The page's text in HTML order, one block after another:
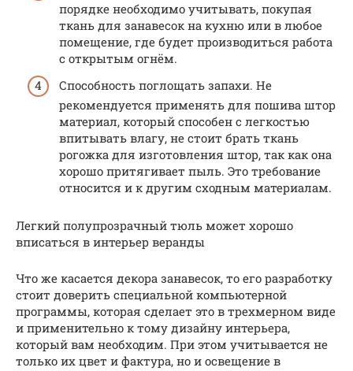
порядке необходимо учитывать, покупая
ткань для занавесок на кухню или в любое
помещение, где будет производиться работа
с открытым огнём.
Способность поглощать запахи. Не
рекомендуется применять для пошива штор
материал, который способен с легкостью
впитывать влагу, не стоит брать ткань
рогожка для изготовления штор, так как она
хорошо притягивает пыль. Это требование
относится и к другим сходным материалам.
Легкий полупрозрачный тюль может хорошо
вписаться в интерьер веранды
Что же касается декора занавесок, то его разработку
стоит доверить специальной компьютерной
программы, которая сделает это в трехмерном виде
и применительно к тому дизайну интерьера,
который вам необходим. При этом учитывается не
только их цвет и фактура, но и освещение в